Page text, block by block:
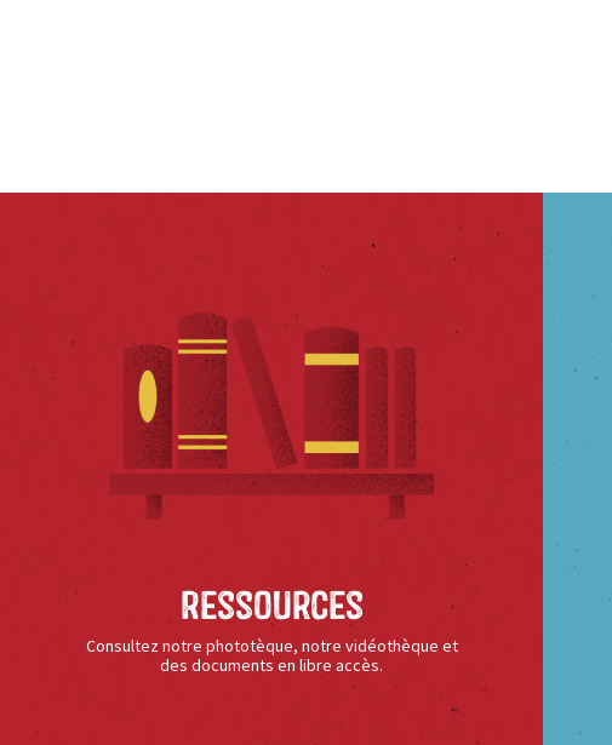
Ressources
Consultez notre phototèque, notre vidéothèque et
des documents en libre accès.